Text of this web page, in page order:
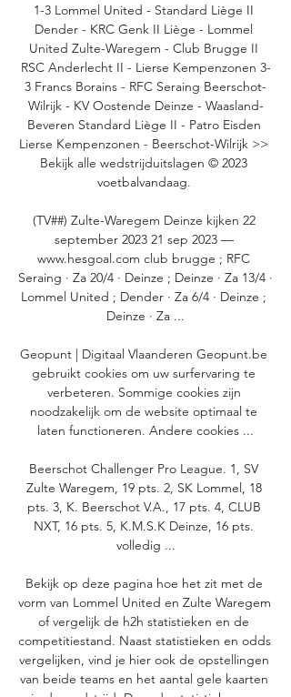
1-3 Lommel United - Standard Liège II
Dender - KRC Genk II Liège - Lommel
United Zulte-Waregem - Club Brugge II
RSC Anderlecht II - Lierse Kempenzonen 3-
3 Francs Borains - RFC Seraing Beerschot-
Wilrijk - KV Oostende Deinze - Waasland-
Beveren Standard Liège II - Patro Eisden
Lierse Kempenzonen - Beerschot-Wilrijk >>
Bekijk alle wedstrijduitslagen © 2023
voetbalvandaag.
(TV##) Zulte-Waregem Deinze kijken 22
september 2023 21 sep 2023 —
www.hesgoal.com club brugge ; RFC
Seraing · Za 20/4 · Deinze ; Deinze · Za 13/4 ·
Lommel United ; Dender · Za 6/4 · Deinze ;
Deinze · Za ...
Geopunt | Digitaal Vlaanderen Geopunt.be
gebruikt cookies om uw surfervaring te
verbeteren. Sommige cookies zijn
noodzakelijk om de website optimaal te
laten functioneren. Andere cookies ...
Beerschot Challenger Pro League. 1, SV
Zulte Waregem, 19 pts. 2, SK Lommel, 18
pts. 3, K. Beerschot V.A., 17 pts. 4, CLUB
NXT, 16 pts. 5, K.M.S.K Deinze, 16 pts.
volledig ...
Bekijk op deze pagina hoe het zit met de
vorm van Lommel United en Zulte Waregem
of vergelijk de h2h statistieken en de
competitiestand. Naast statistieken en odds
vergelijken, vind je hier ook de opstellingen
van beide teams en het aantal gele kaarten